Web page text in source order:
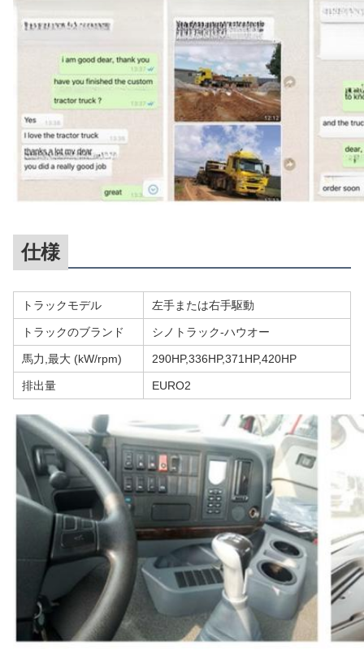
仕様
トラックモデル 左手または右手駆動
トラックのブランド シノトラック-ハウオー
馬力,最大 (kW/rpm) 290HP,336HP,371HP,420HP
排出量 EURO2